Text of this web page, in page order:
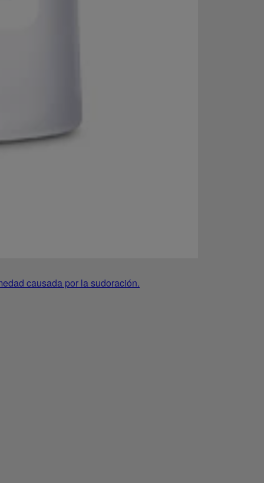
causada por la sudoración.